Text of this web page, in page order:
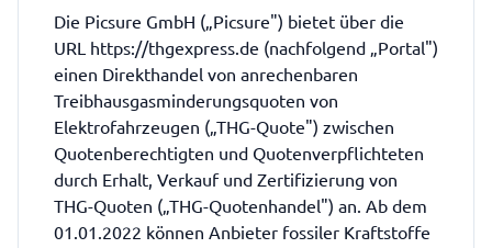
Die Picsure GmbH („Picsure") bietet über die
URL https://thgexpress.de (nachfolgend „Portal")
einen Direkthandel von anrechenbaren
Treibhausgasminderungsquoten von
Elektrofahrzeugen („THG-Quote") zwischen
Quotenberechtigten und Quotenverpflichteten
durch Erhalt, Verkauf und Zertifizierung von
THG-Quoten („THG-Quotenhandel") an. Ab dem
01.01.2022 können Anbieter fossiler Kraftstoffe